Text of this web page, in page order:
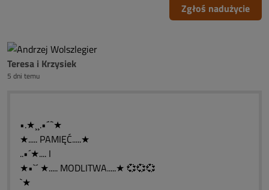
Zgłoś nadużycie
Teresa i Krzysiek
5 dni temu
•.★¸¸.•´¨`★
★..... PAMIĘĆ.....★
..•´★.... I
★•`´ ★..... MODLITWA.....★ 💞💞💞
`★